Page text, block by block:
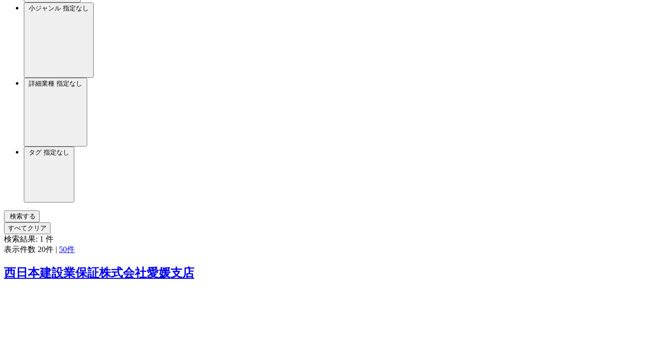
小ジャンル 指定なし
詳細業種 指定なし
タグ 指定なし
検索する
すべてクリア
検索結果: 1 件
表示件数 20件 | 50件
西日本建設業保証株式会社愛媛支店